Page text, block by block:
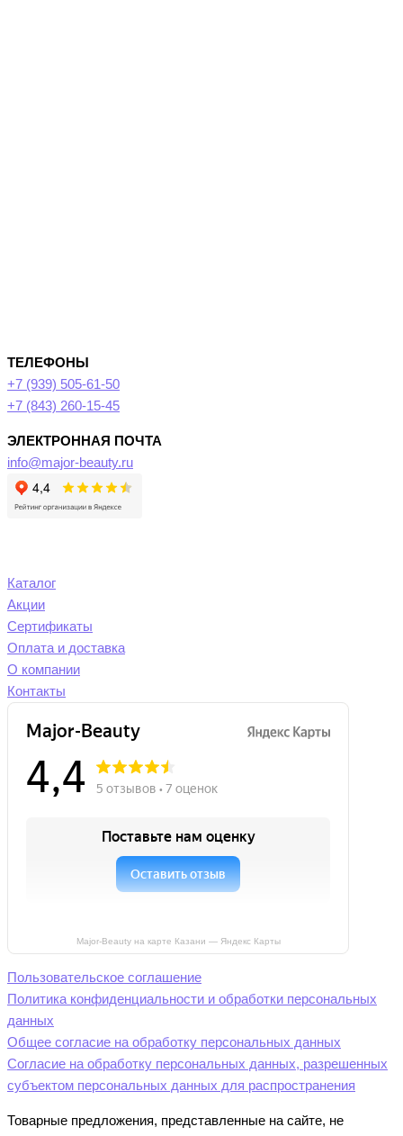
ТЕЛЕФОНЫ
+7 (939) 505-61-50
+7 (843) 260-15-45
ЭЛЕКТРОННАЯ ПОЧТА
info@major-beauty.ru
Каталог
Акции
Сертификаты
Оплата и доставка
О компании
Контакты
Major-Beauty на карте Казани — Яндекс Карты
Пользовательское соглашение
Политика конфиденциальности и обработки персональных
данных
Общее согласие на обработку персональных данных
Согласие на обработку персональных данных, разрешенных
субъектом персональных данных для распространения
Товарные предложения, представленные на сайте, не